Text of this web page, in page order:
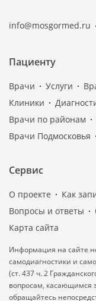
info@mosgormed.ru
Пациенту
Врачи Услуги
Клиники
Врачи по районам
Врачи Подмосковья
Сервис
О проекте Как
Вопросы и ответы
Карта сайта
Информация на сайте
самодиагностики и
(ст. 437 ч. 2
вопросам, касающимся
обращайтесь